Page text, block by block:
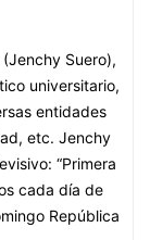
Suero),
universitario,
entidades
etc. Jenchy
“Primera
cada día de
República